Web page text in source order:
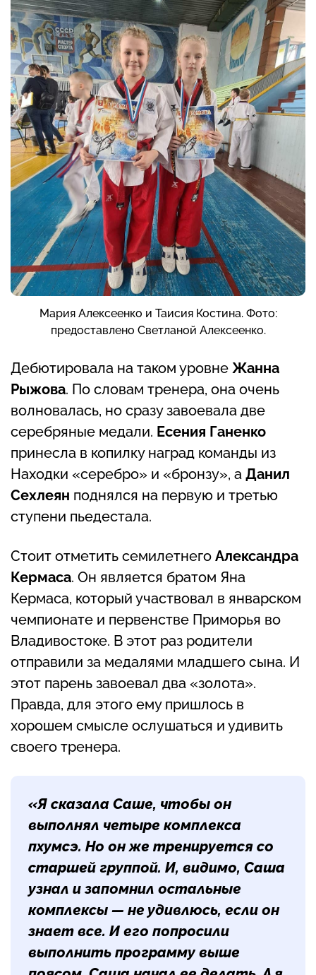
Мария Алексеенко и Таисия Костина. Фото:
предоставлено Светланой Алексеенко.
Дебютировала на таком уровне Жанна
Рыжова. По словам тренера, она очень
волновалась, но сразу завоевала две
серебряные медали. Есения Ганенко
принесла в копилку наград команды из
Находки «серебро» и «бронзу», а Данил
Сехлеян поднялся на первую и третью
ступени пьедестала.
Стоит отметить семилетнего Александра
Кермаса. Он является братом Яна
Кермаса, который участвовал в январском
чемпионате и первенстве Приморья во
Владивостоке. В этот раз родители
отправили за медалями младшего сына. И
этот парень завоевал два «золота».
Правда, для этого ему пришлось в
хорошем смысле ослушаться и удивить
своего тренера.
«Я сказала Саше, чтобы он
выполнял четыре комплекса
пхумсэ. Но он же тренируется со
старшей группой. И, видимо, Саша
узнал и запомнил остальные
комплексы — не удивлюсь, если он
знает все. И его попросили
выполнить программу выше